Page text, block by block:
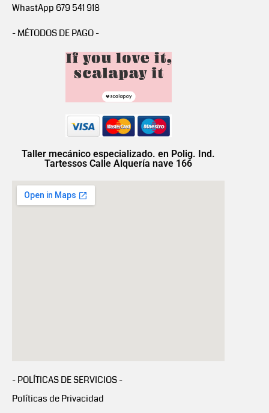
WhastApp 679 541 918
- MÉTODOS DE PAGO -
Taller mecánico especializado. en Polig. Ind.
Tartessos Calle Alquería nave 166
- POLÍTICAS DE SERVICIOS -
Políticas de Privacidad